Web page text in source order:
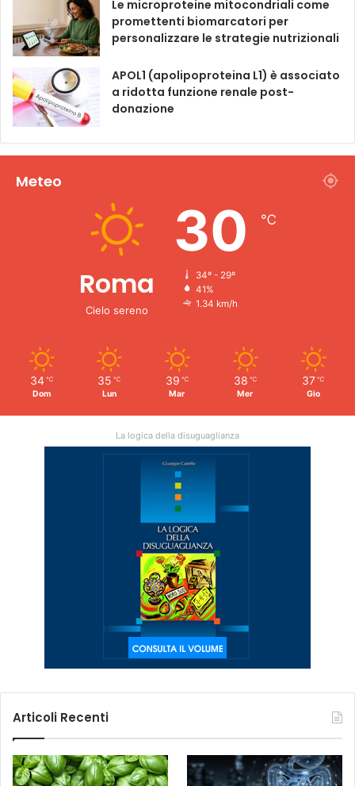
Le microproteine ​​mitocondriali come
promettenti biomarcatori per
personalizzare le strategie nutrizionali
APOL1 (apolipoproteina L1) è associato
a ridotta funzione renale post-
donazione
Meteo
Roma
Cielo sereno
30 ℃
34º - 29º
41%
1.34 km/h
34 ℃
Dom
35 ℃
Lun
39 ℃
Mar
38 ℃
Mer
37 ℃
Gio
La logica della disuguaglianza
Articoli Recenti